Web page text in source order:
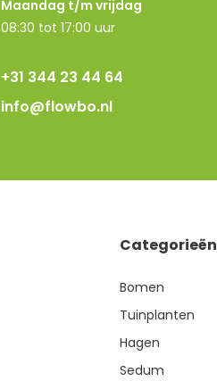
Maandag t/m vrijdag
08:30 tot 17:00 uur
+31 344 23 44 64
info@flowbo.nl
Categorieën
Bomen
Tuinplanten
Hagen
Sedum